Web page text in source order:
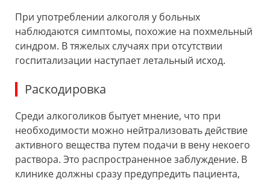
При употреблении алкоголя у больных
наблюдаются симптомы, похожие на похмельный
синдром. В тяжелых случаях при отсутствии
госпитализации наступает летальный исход.
Раскодировка
Среди алкоголиков бытует мнение, что при
необходимости можно нейтрализовать действие
активного вещества путем подачи в вену некоего
раствора. Это распространенное заблуждение. В
клинике должны сразу предупредить пациента,